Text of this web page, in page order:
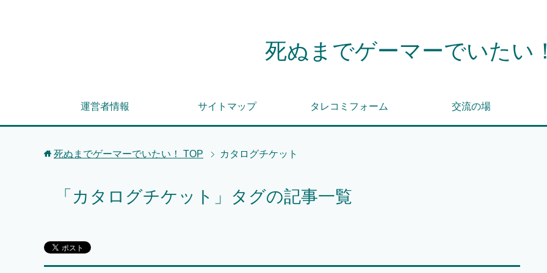
死ぬまでゲーマーでいたい
運営者情報 サイトマップ タレコミフォーム 交流の場
死ぬまでゲーマーでいたい！ TOP カタログチケット
「カタログチケット」タグの記事一覧